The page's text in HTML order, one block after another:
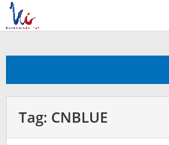
Skip
content
Tag: CNBLUE